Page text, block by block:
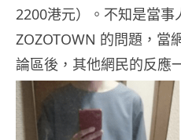
2200港元）。不知是當事
ZOZOTOWN 的問題，當
論區後，其他網民的反應